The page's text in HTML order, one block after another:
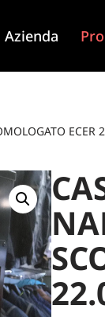
Azienda
ECER